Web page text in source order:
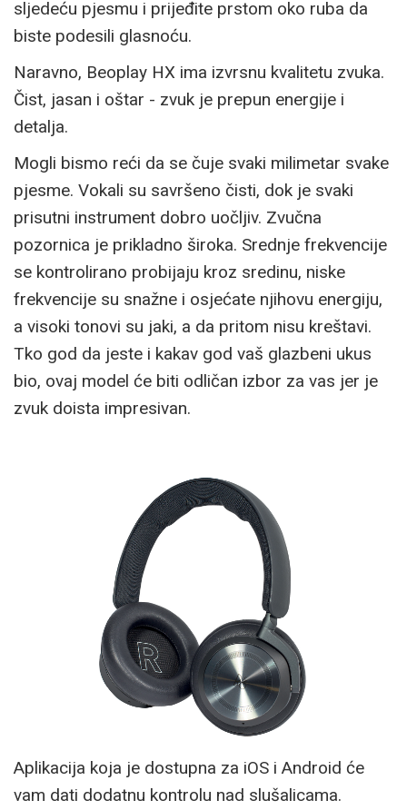
sljedeću pjesmu i prijeđite prstom oko ruba da
biste podesili glasnoću.
Naravno, Beoplay HX ima izvrsnu kvalitetu zvuka.
Čist, jasan i oštar - zvuk je prepun energije i
detalja.
Mogli bismo reći da se čuje svaki milimetar svake
pjesme. Vokali su savršeno čisti, dok je svaki
prisutni instrument dobro uočljiv. Zvučna
pozornica je prikladno široka. Srednje frekvencije
se kontrolirano probijaju kroz sredinu, niske
frekvencije su snažne i osjećate njihovu energiju,
a visoki tonovi su jaki, a da pritom nisu kreštavi.
Tko god da jeste i kakav god vaš glazbeni ukus
bio, ovaj model će biti odličan izbor za vas jer je
zvuk doista impresivan.
Aplikacija koja je dostupna za iOS i Android će
vam dati dodatnu kontrolu nad slušalicama.